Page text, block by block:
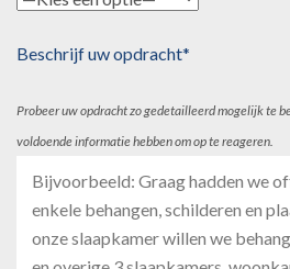
Beschrijf uw opdracht*
Probeer uw opdracht zo gedetailleerd mogelijk te
voldoende informatie hebben om op te reageren.